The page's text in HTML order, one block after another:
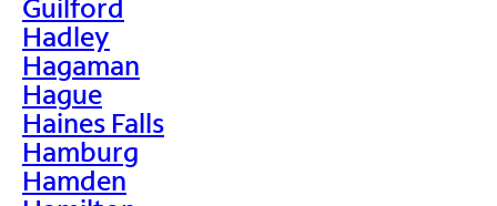
Guilford
Hadley
Hagaman
Hague
Haines Falls
Hamburg
Hamden